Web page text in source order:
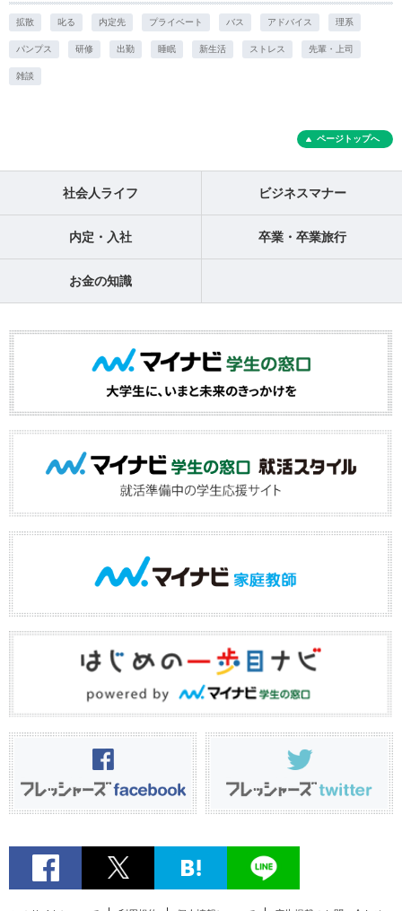
拡散 叱る 内定先 プライベート バス アドバイス 理系
パンプス 研修 出勤 睡眠 新生活 ストレス 先輩・上司
雑談
ページトップへ
社会人ライフ ビジネスマナー
内定・入社 卒業・卒業旅行
お金の知識